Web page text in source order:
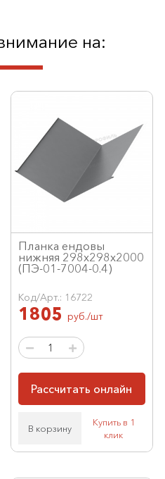
на:
Планка ендовы
нижняя 298х298х2000
(ПЭ-01-7004-0.4)
Код/Арт.: 16722
1805 руб./шт
Рассчитать онлайн
В корзину
Купить в 1
клик